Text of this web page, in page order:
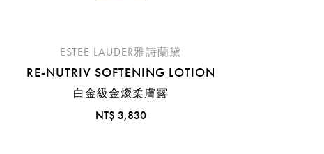
位20-49歲的中國女性實測在1天使用2次，連續3
官測試結果，效果因人而異。(9) 經26位40-69歲的
效果因人而異。(10) 由第三方對288位20-49歲的中
ESTEE LAUDER雅詩蘭黛
RE-NUTRIV SOFTENING LOTION
白金級金燦柔膚露
NT$ 3,830